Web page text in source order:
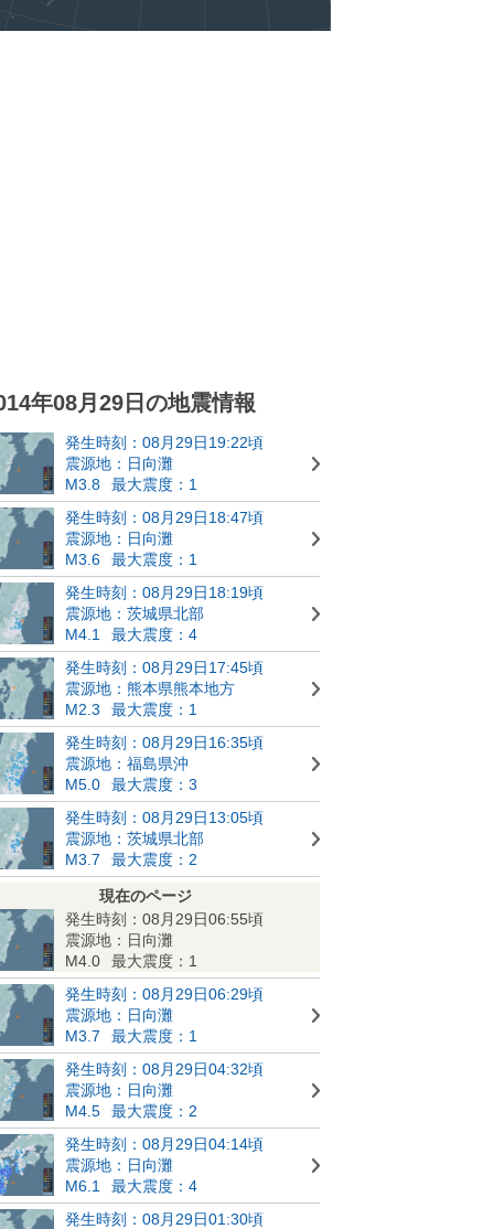
年08月29日の地震情報
発生時刻：08月29日19:22頃
震源地：日向灘
M3.8
最大震度：1
発生時刻：08月29日18:47頃
震源地：日向灘
M3.6
最大震度：1
発生時刻：08月29日18:19頃
震源地：茨城県北部
M4.1
最大震度：4
発生時刻：08月29日17:45頃
震源地：熊本県熊本地方
M2.3
最大震度：1
発生時刻：08月29日16:35頃
震源地：福島県沖
M5.0
最大震度：3
発生時刻：08月29日13:05頃
震源地：茨城県北部
M3.7
最大震度：2
現在のページ
発生時刻：08月29日06:55頃
震源地：日向灘
M4.0
最大震度：1
発生時刻：08月29日06:29頃
震源地：日向灘
M3.7
最大震度：1
発生時刻：08月29日04:32頃
震源地：日向灘
M4.5
最大震度：2
発生時刻：08月29日04:14頃
震源地：日向灘
M6.1
最大震度：4
発生時刻：08月29日01:30頃